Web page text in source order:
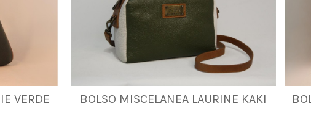
VERDE BOLSO MISCELANEA LAURINE KAKI
UNICA